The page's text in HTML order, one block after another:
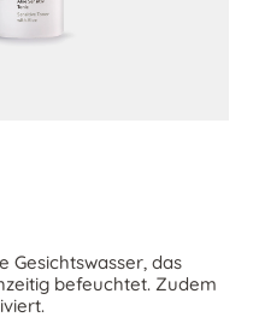
Gesichtswasser, das
befeuchtet. Zudem